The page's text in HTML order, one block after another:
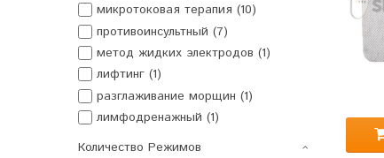
микротоковая терапия (10)
противоинсультный (7)
метод жидких электродов (1)
лифтинг (1)
разглаживание морщин (1)
лимфодренажный (1)
Количество Режимов